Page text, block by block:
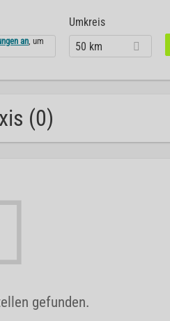
an, um
Umkreis
50 km
(0)
gefunden.